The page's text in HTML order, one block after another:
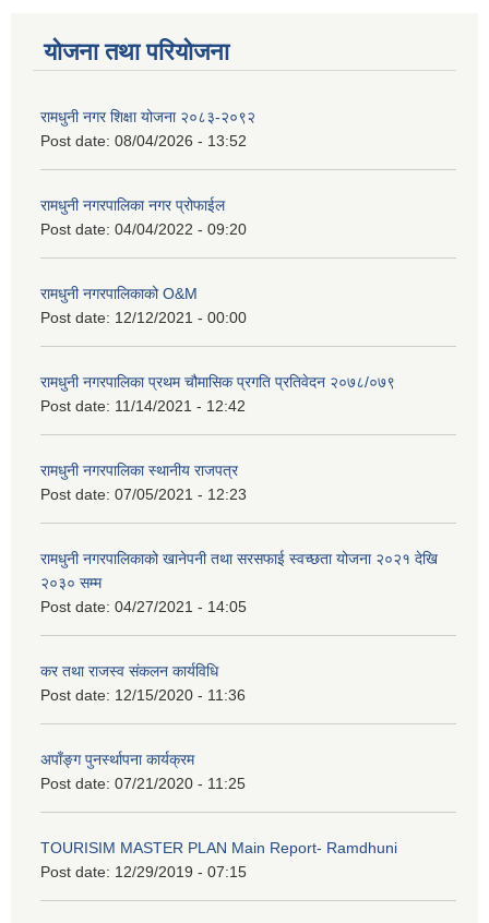
योजना तथा परियोजना
रामधुनी नगर शिक्षा योजना २०८३-२०९२
Post date: 08/04/2026 - 13:52
रामधुनी नगरपालिका नगर प्रोफाईल
Post date: 04/04/2022 - 09:20
रामधुनी नगरपालिकाको O&M
Post date: 12/12/2021 - 00:00
रामधुनी नगरपालिका प्रथम चौमासिक प्रगति प्रतिवेदन २०७८/०७९
Post date: 11/14/2021 - 12:42
रामधुनी नगरपालिका स्थानीय राजपत्र
Post date: 07/05/2021 - 12:23
रामधुनी नगरपालिकाको खानेपनी तथा सरसफाई स्वच्छता योजना २०२१ देखि
२०३० सम्म
Post date: 04/27/2021 - 14:05
कर तथा राजस्व संकलन कार्यविधि
Post date: 12/15/2020 - 11:36
अपाँङ्ग पुनर्स्थापना कार्यक्रम
Post date: 07/21/2020 - 11:25
TOURISIM MASTER PLAN Main Report- Ramdhuni
Post date: 12/29/2019 - 07:15